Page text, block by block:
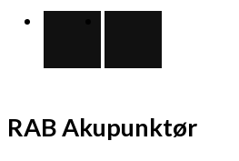
RAB Akupunktør